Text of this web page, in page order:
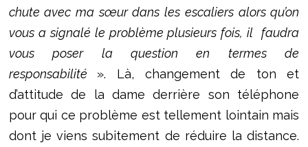
chute avec ma sœur dans les escaliers alors qu’on
vous a signalé le problème plusieurs fois, il faudra
vous poser la question en termes de
responsabilité ». Là, changement de ton et
d’attitude de la dame derrière son téléphone
pour qui ce problème est tellement lointain mais
dont je viens subitement de réduire la distance.